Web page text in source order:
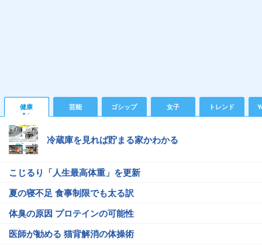
健康 芸能 ゴシップ 女子 トレンド
冷蔵庫を見れば貯まる家かわかる
こじるり「人生最高体重」を更新
夏の寝不足 食事制限でも太る訳
体臭の原因 プロテインの可能性
医師が勧める 猫背解消の体操術